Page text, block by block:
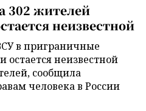
302 жителей
неизвестной
в приграничные
остается неизвестной
сообщила
человека в России